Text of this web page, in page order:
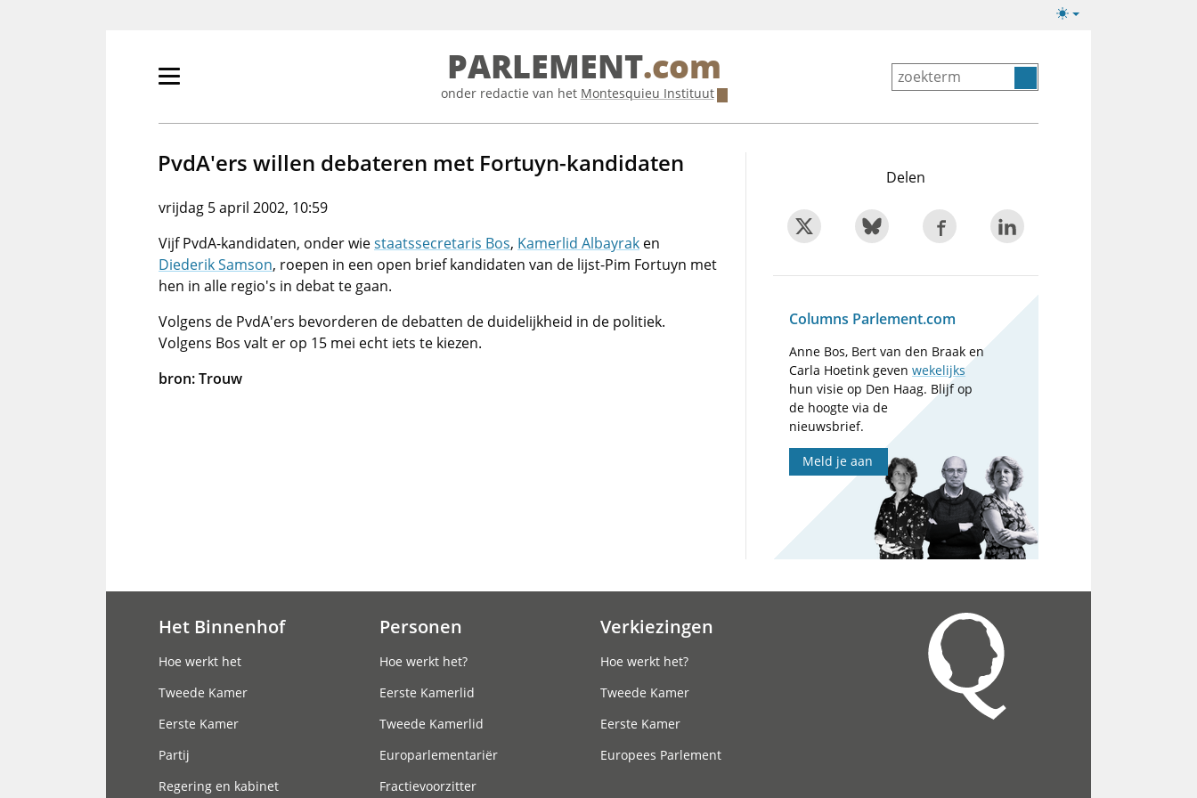
Lichte/donkere
Primair
tonen/verbergen
PARLEMENT.com
onder redactie van het Montesquieu Instituut
PvdA'ers willen debateren met Fortuyn-kandidaten
vrijdag 5 april 2002, 10:59
Vijf PvdA-kandidaten, onder wiestaatssecretaris Bos, Kamerlid Albayrak en
Diederik Samson, roepen in een open brief kandidaten van de lijst-Pim Fortuyn met
hen in alle regio's in debat te gaan.
Volgens de PvdA'ers bevorderen de debatten de duidelijkheid in de politiek.
Volgens Bos valt er op 15 mei echt iets te kiezen.
bron: Trouw
Delen
Columns Parlement.com
Anne Bos, Bert van den Braak en
Carla Hoetink gevenwekelijks
hun visie op Den Haag. Blijf op
de hoogte via de
nieuwsbrief.
Meld je aan
Het Binnenhof
Hoe werkt het
Tweede Kamer
Eerste Kamer
Partij
Regering en kabinet
Personen
Hoe werkt het?
Eerste Kamerlid
Tweede Kamerlid
Europarlementariër
Fractievoorzitter
Verkiezingen
Hoe werkt het?
Tweede Kamer
Eerste Kamer
Europees Parlement